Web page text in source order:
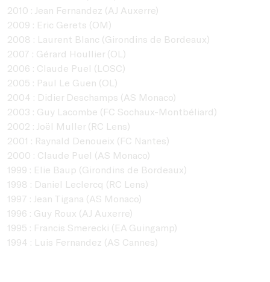
2010 : Jean Fernandez (AJ Auxerre)
2009 : Eric Gerets (OM)
2008 : Laurent Blanc (Girondins de Bordeaux)
2007 : Gérard Houllier (OL)
2006 : Claude Puel (LOSC)
2005 : Paul Le Guen (OL)
2004 : Didier Deschamps (AS Monaco)
2003 : Guy Lacombe (FC Sochaux-Montbéliard)
2002 : Joël Muller (RC Lens)
2001 : Raynald Denoueix (FC Nantes)
2000 : Claude Puel (AS Monaco)
1999 : Elie Baup (Girondins de Bordeaux)
1998 : Daniel Leclercq (RC Lens)
1997 : Jean Tigana (AS Monaco)
1996 : Guy Roux (AJ Auxerre)
1995 : Francis Smerecki (EA Guingamp)
1994 : Luis Fernandez (AS Cannes)